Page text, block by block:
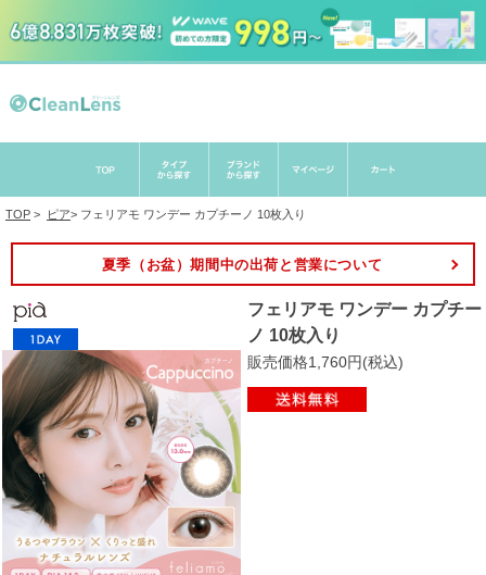
TOP > ピア> フェリアモ ワンデー カプチーノ 10枚入り
夏季（お盆）期間中の出荷と営業について
フェリアモ ワンデー カプチー
ノ 10枚入り
販売価格1,760円(税込)